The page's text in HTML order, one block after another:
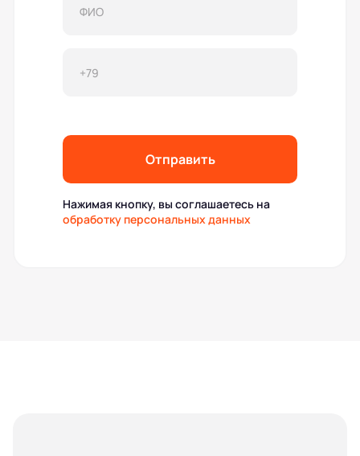
Отправить
Нажимая кнопку, вы соглашаетесь на
обработку персональных данных